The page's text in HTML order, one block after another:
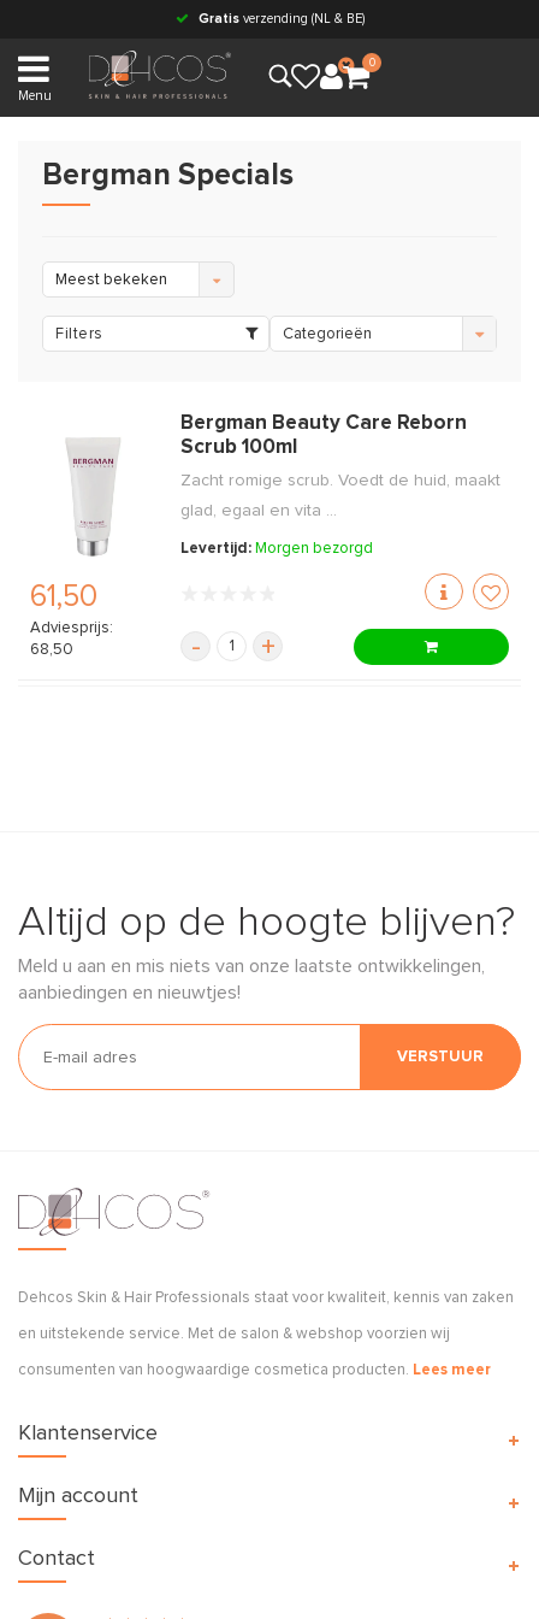
Gratisverzending (NL & BE)
Menu
0
Bergman Specials
Meest bekeken
Filters Categorieën
61,50
Adviesprijs:
68,50
Bergman Beauty Care Reborn
Scrub 100ml
Zacht romige scrub. Voedt de huid, maakt
glad, egaal en vita ...
Levertijd: Morgen bezorgd
- +
Altijd op de hoogte blijven?
Meld u aan en mis niets van onze laatste ontwikkelingen,
aanbiedingen en nieuwtjes!
VERSTUUR
Dehcos Skin & Hair Professionals staat voor kwaliteit, kennis van zaken
en uitstekende service. Met de salon & webshop voorzien wij
consumenten van hoogwaardige cosmetica producten. Lees meer
Klantenservice
Mijn account
Contact